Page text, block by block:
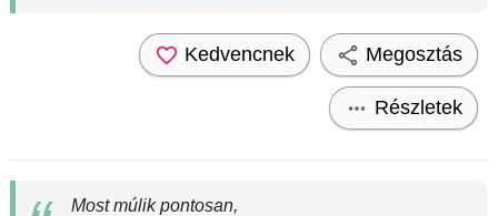
Kedvencnek Megosztás
Részletek
Most múlik pontosan,